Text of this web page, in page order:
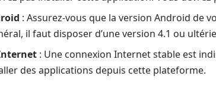
: Assurez-vous que la version Android de
il faut disposer d’une version 4.1 ou
: Une connexion Internet stable est
des applications depuis cette plateforme.